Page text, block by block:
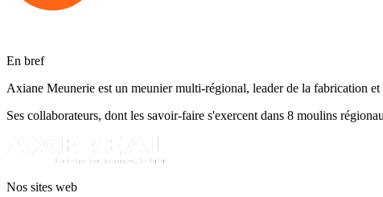
En bref
Axiane Meunerie est un meunier multi-régional, leader de la fabrication
Ses collaborateurs, dont les savoir-faire s'exercent dans 8 moulins
Nos sites web